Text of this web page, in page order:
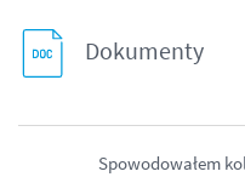
Dokumenty
Spowodowałem